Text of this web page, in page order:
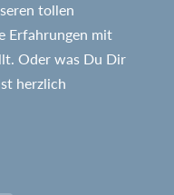
tollen
Erfahrungen mit
Oder was Du Dir
herzlich